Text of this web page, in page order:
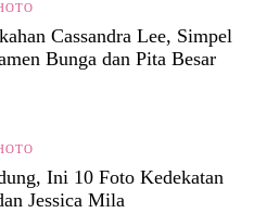
Cassandra Lee, Simpel
Bunga dan Pita Besar
Ini 10 Foto Kedekatan
Jessica Mila